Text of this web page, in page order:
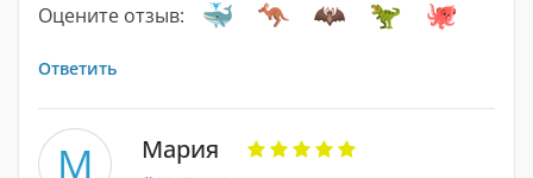
Оцените отзыв:
Ответить
М Мария